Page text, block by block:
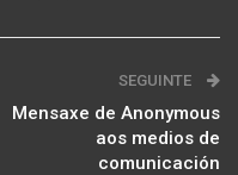
SEGUINTE
Mensaxe de Anonymous
aos medios de
comunicación